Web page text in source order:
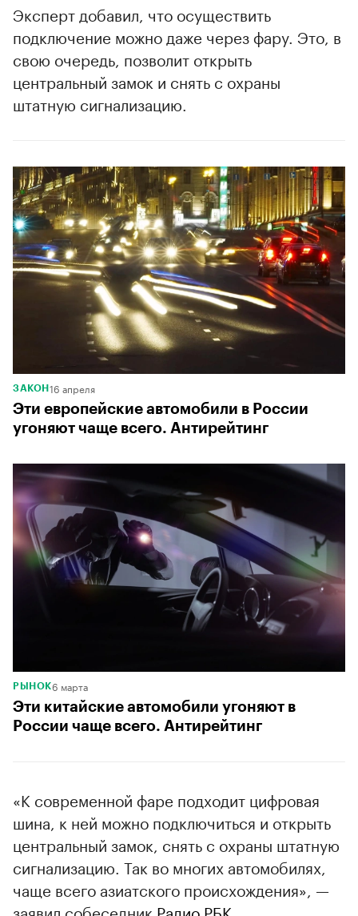
Эксперт добавил, что осуществить
подключение можно даже через фару. Это, в
свою очередь, позволит открыть
центральный замок и снять с охраны
штатную сигнализацию.
ЗАКОН 16 апреля
Эти европейские автомобили в России
угоняют чаще всего. Антирейтинг
РЫНОК6 марта
Эти китайские автомобили угоняют в
России чаще всего. Антирейтинг
«К современной фаре подходит цифровая
шина, к ней можно подключиться и открыть
центральный замок, снять с охраны штатную
сигнализацию. Так во многих автомобилях,
чаще всего азиатского происхождения», —